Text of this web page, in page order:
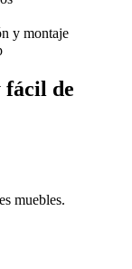
y montaje
fácil de
muebles.